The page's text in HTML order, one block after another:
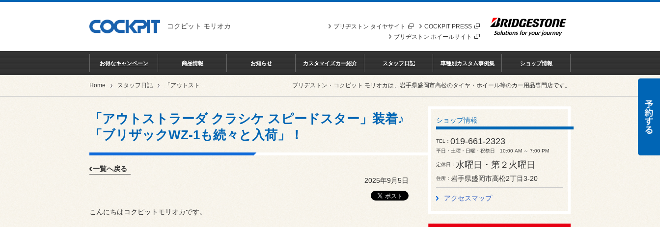
コクピット モリオカ COCKPIT PRESS
ブリヂストン タイヤサイト
ブリヂストン ホイールサイト
お得なキャンペーン 商品情報 お知らせ カスタマイズカー紹介 スタッフ日記 車種別カスタム事例集 ショップ情報
Home スタッフ日記 「アウトストラーダ クラシケ スピードスター」装着♪ 「ブリザックWZ-1も続々と入荷」！ ブリヂストン・コクピット モリオカは、岩手県盛岡市高松のタイヤ・ホイール等のカー用品専門店です。
「アウトストラーダ クラシケ スピードスター」装着♪
「ブリザックWZ-1も続々と入荷」！
一覧へ戻る
2025年9月5日
こんにちはコクピットモリオカです。
ショップ情報
TEL 019-661-2323
平日・土曜・日曜・祝祭日 10:00 AM ～ 7:00 PM
定休日 水曜日・第２火曜日
住所 岩手県盛岡市高松2丁目3-20
アクセスマップ